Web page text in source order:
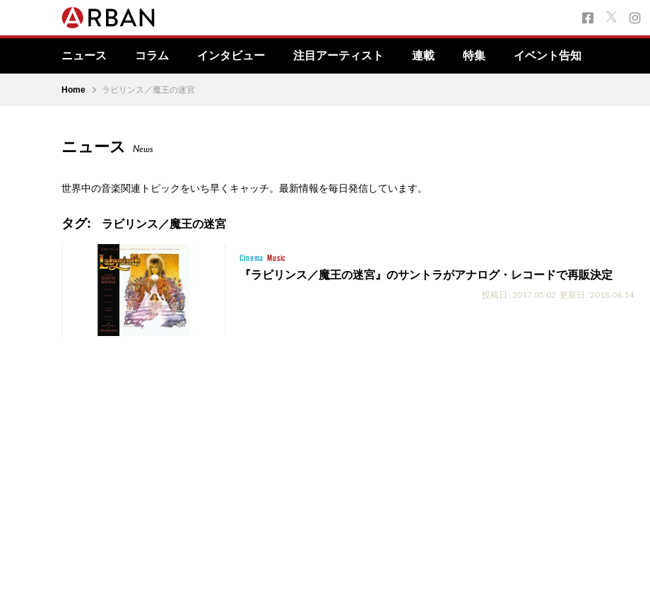
ニュース コラム インタビュー 注目アーティスト 連載 特集 イベント告知
Home ラビリンス／魔王の迷宮
ニュース News
世界中の音楽関連トピックをいち早くキャッチ。最新情報を毎日発信しています。
タグ: ラビリンス／魔王の迷宮
Cinema Music
『ラビリンス／魔王の迷宮』のサントラがアナログ・レコードで再販決定
投稿日 : 2017.05.02 更新日 : 2018.06.14